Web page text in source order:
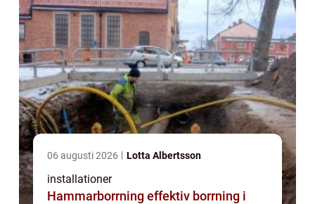
06 augusti 2026 Lotta Albertsson
installationer
Hammarborrning effektiv borrning i